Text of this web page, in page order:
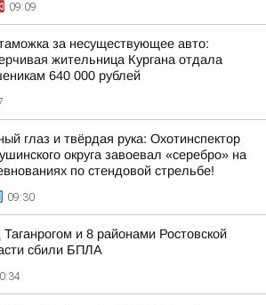
09:09
за несуществующее авто:
жительница Кургана отдала
640 000 рублей
глаз и твёрдая рука: Охотинспектор
округа завоевал «серебро» на
по стендовой стрельбе!
09:30
и 8 районами Ростовской
сбили БПЛА